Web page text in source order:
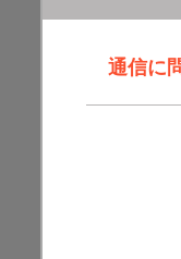
通信に